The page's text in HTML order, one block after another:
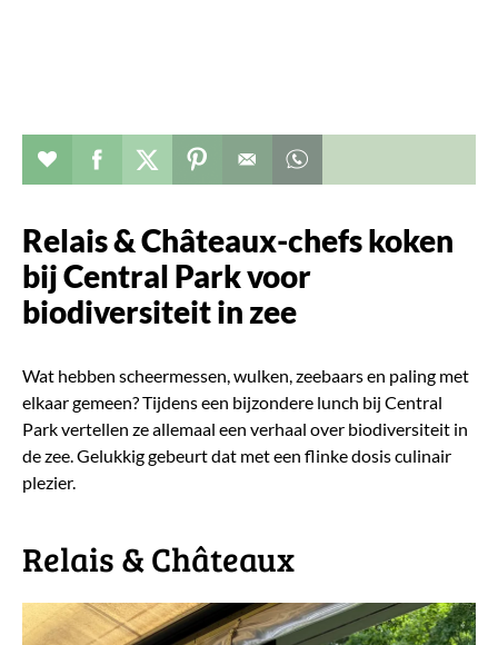
Verhaal toevoegen aan favorieten
Deel dit op facebook
Deel dit op twitter
Deel dit op pinterest
Relais & Châteaux-chefs koken
bij Central Park voor
biodiversiteit in zee
Wat hebben scheermessen, wulken, zeebaars en paling met
elkaar gemeen? Tijdens een bijzondere lunch bij Central
Park vertellen ze allemaal een verhaal over biodiversiteit in
de zee. Gelukkig gebeurt dat met een flinke dosis culinair
plezier.
​Relais & Châteaux